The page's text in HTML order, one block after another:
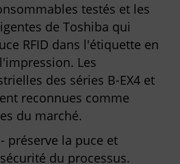
testés et les
de Toshiba qui
RFID dans l'étiquette en
Les
des séries B-EX4 et
reconnues comme
du marché.
préserve la puce et
du processus.